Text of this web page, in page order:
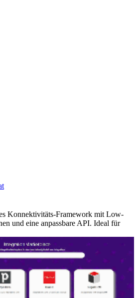
Konnektivitäts-Framework mit Low-
und eine anpassbare API. Ideal für